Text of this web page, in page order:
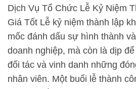
Dịch Vụ Tổ Chức Lễ Kỷ Niệm
Giá Tốt Lễ kỷ niệm thành lập
mốc đánh dấu sự hình thành
doanh nghiệp, mà còn là dịp
đối tác và vinh danh những
nhân viên. Một buổi lễ thành